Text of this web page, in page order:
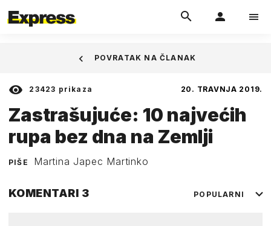
23423 prikaza 20. TRAVNJA 2019.
Zastrašujuće: 10 najvećih
rupa bez dna na Zemlji
PIŠE Martina Japec Martinko
POVRATAK NA ČLANAK
KOMENTARI 3 POPULARNI